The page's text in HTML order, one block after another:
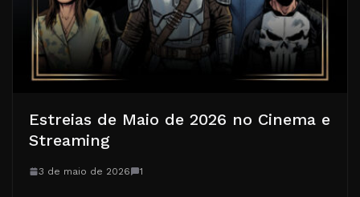
Estreias de Maio de 2026 no Cinema e
Streaming
3 de maio de 2026 1